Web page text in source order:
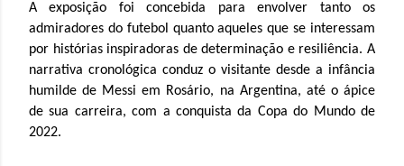
A exposição foi concebida para envolver tanto os
admiradores do futebol quanto aqueles que se interessam
por histórias inspiradoras de determinação e resiliência. A
narrativa cronológica conduz o visitante desde a infância
humilde de Messi em Rosário, na Argentina, até o ápice
de sua carreira, com a conquista da Copa do Mundo de
2022.